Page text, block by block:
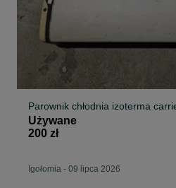
Parownik chłodnia izoterma
Używane
200 zł
Igołomia - 09 lipca 2026